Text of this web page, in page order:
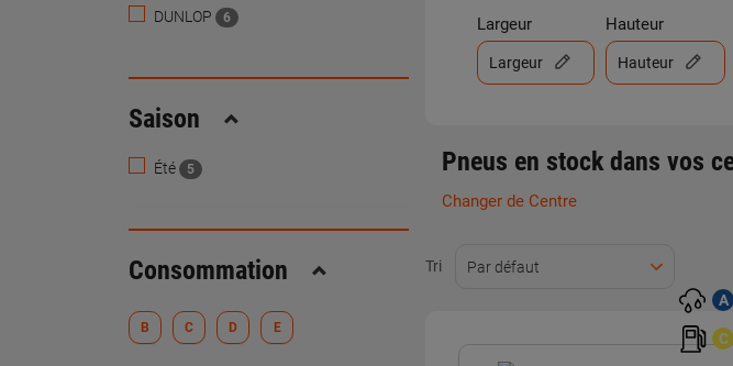
DUNLOP 6
Saison Replier
Été 5
Consommation Replier
B C D E
Largeur
Largeur
Hauteur
Hauteur
Pneus en stock dans vos
Changer de Centre
Tri
Par défaut
A
C